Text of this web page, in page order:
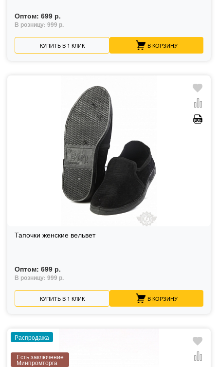
Оптом: 699 р.
В розницу: 999 р.
КУПИТЬ В 1 КЛИК В КОРЗИНУ
Тапочки женские вельвет
Оптом: 699 р.
В розницу: 999 р.
КУПИТЬ В 1 КЛИК В КОРЗИНУ
Распродажа
Есть заключение
Минпромторга